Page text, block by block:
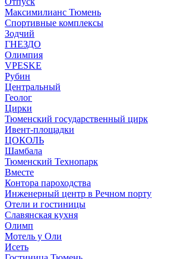
Максимилианс Тюмень
Спортивные комплексы
Зодчий
ГНЕЗДО
Олимпия
VPESKE
Рубин
Центральный
Геолог
Цирки
Тюменский государственный цирк
Ивент-площадки
ЦОКОЛЬ
Шамбала
Тюменский Технопарк
Вместе
Контора пароходства
Инженерный центр в Речном порту
Отели и гостиницы
Славянская кухня
Олимп
Мотель у Оли
Исеть